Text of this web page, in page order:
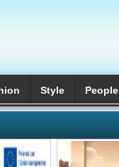
Style َPeople